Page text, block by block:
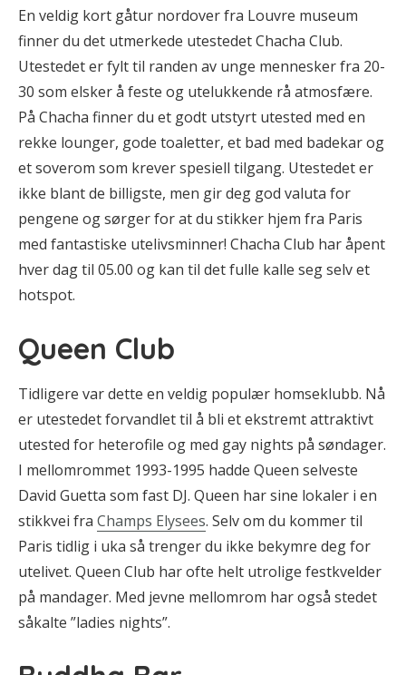
En veldig kort gåtur nordover fra Louvre museum
finner du det utmerkede utestedet Chacha Club.
Utestedet er fylt til randen av unge mennesker fra 20-
30 som elsker å feste og utelukkende rå atmosfære.
På Chacha finner du et godt utstyrt utested med en
rekke lounger, gode toaletter, et bad med badekar og
et soverom som krever spesiell tilgang. Utestedet er
ikke blant de billigste, men gir deg god valuta for
pengene og sørger for at du stikker hjem fra Paris
med fantastiske utelivsminner! Chacha Club har åpent
hver dag til 05.00 og kan til det fulle kalle seg selv et
hotspot.
Queen Club
Tidligere var dette en veldig populær homseklubb. Nå
er utestedet forvandlet til å bli et ekstremt attraktivt
utested for heterofile og med gay nights på søndager.
I mellomrommet 1993-1995 hadde Queen selveste
David Guetta som fast DJ. Queen har sine lokaler i en
stikkvei fra Champs Elysees. Selv om du kommer til
Paris tidlig i uka så trenger du ikke bekymre deg for
utelivet. Queen Club har ofte helt utrolige festkvelder
på mandager. Med jevne mellomrom har også stedet
såkalte ”ladies nights”.